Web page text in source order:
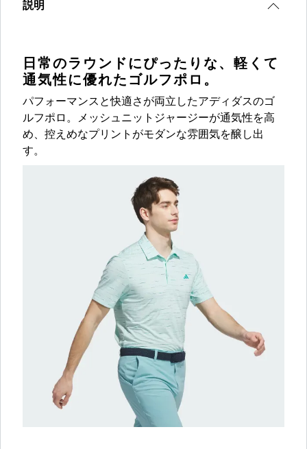
説明
日常のラウンドにぴったりな、軽くて
通気性に優れたゴルフポロ。
パフォーマンスと快適さが両立したアディダスのゴ
ルフポロ。メッシュニットジャージーが通気性を高
め、控えめなプリントがモダンな雰囲気を醸し出
す。